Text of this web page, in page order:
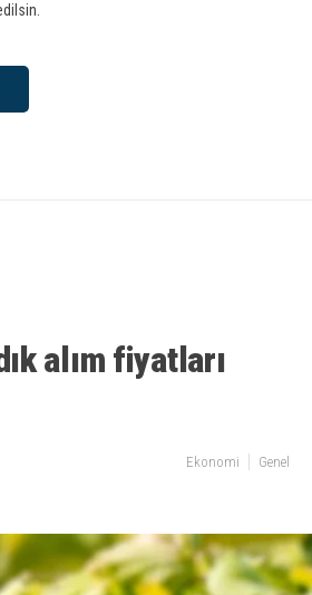
alım fiyatları
Ekonomi Genel